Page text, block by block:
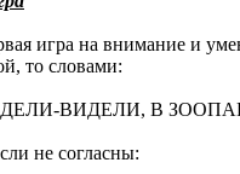
игра на внимание и
то словами:
ВИДЕЛИ, В
не согласны: